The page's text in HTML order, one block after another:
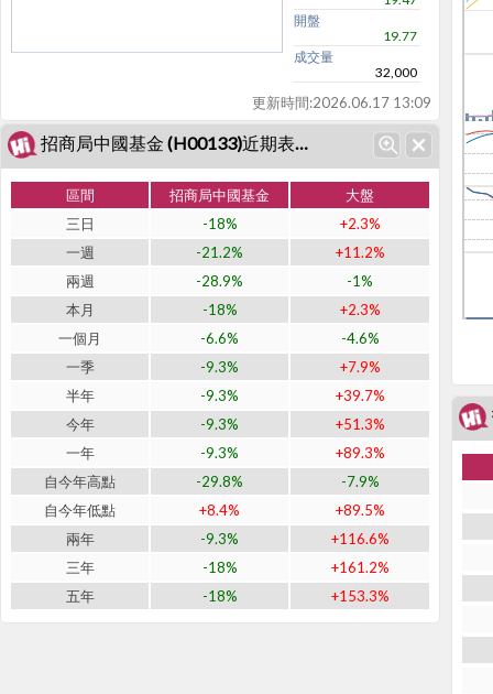
開盤
19.77
成交量
32,000
更新時間:2026.06.17 13:09
招商局中國基金 (H00133)近期表現
區間 招商局中國基金
大盤
三日
-18%
+2.3%
一週
-21.2%
+11.2%
兩週
-28.9%
-1%
本月
-18%
+2.3%
一個月
-6.6%
-4.6%
一季
-9.3%
+7.9%
半年
-9.3%
+39.7%
今年
-9.3%
+51.3%
一年
-9.3%
+89.3%
自今年高點
-29.8%
-7.9%
自今年低點
+8.4%
+89.5%
兩年
-9.3%
+116.6%
三年
-18%
+161.2%
五年
-18% +153.3%